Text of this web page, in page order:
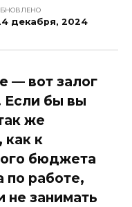
декабря, 2024
— вот залог
Если бы вы
же
как к
бюджета
по работе,
не занимать